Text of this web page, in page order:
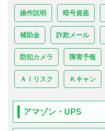
操作説明 暗号資産
補助金 詐欺メール
防犯カメラ 障害予報
ＡＩリスク Ｋキャン
アマゾン・UPS